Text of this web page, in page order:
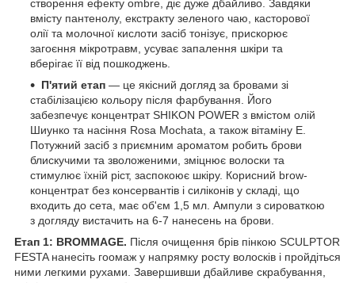
створення ефекту ombre, діє дуже дбайливо. Завдяки
вмісту пантенолу, екстракту зеленого чаю, касторової
олії та молочної кислоти засіб тонізує, прискорює
загоєння мікротравм, усуває запалення шкіри та
вберігає її від пошкоджень.
П'ятий етап — це якісний догляд за бровами зі
стабілізацією кольору після фарбування. Його
забезпечує концентрат SHIKON POWER з вмістом олій
Шиунко та насіння Rosa Mochata, а також вітаміну Е.
Потужний засіб з приємним ароматом робить брови
блискучими та зволоженими, зміцнює волоски та
стимулює їхній ріст, заспокоює шкіру. Корисний brow-
концентрат без консервантів і силіконів у складі, що
входить до сета, має об'єм 1,5 мл. Ампули з сироваткою
з догляду вистачить на 6-7 нанесень на брови.
Етап 1: ВROMMAGE. Після очищення брів пінкою SCULPTOR
FESTA нанесіть гоомаж у напрямку росту волосків і пройдіться
ними легкими рухами. Завершивши дбайливе скрабування,